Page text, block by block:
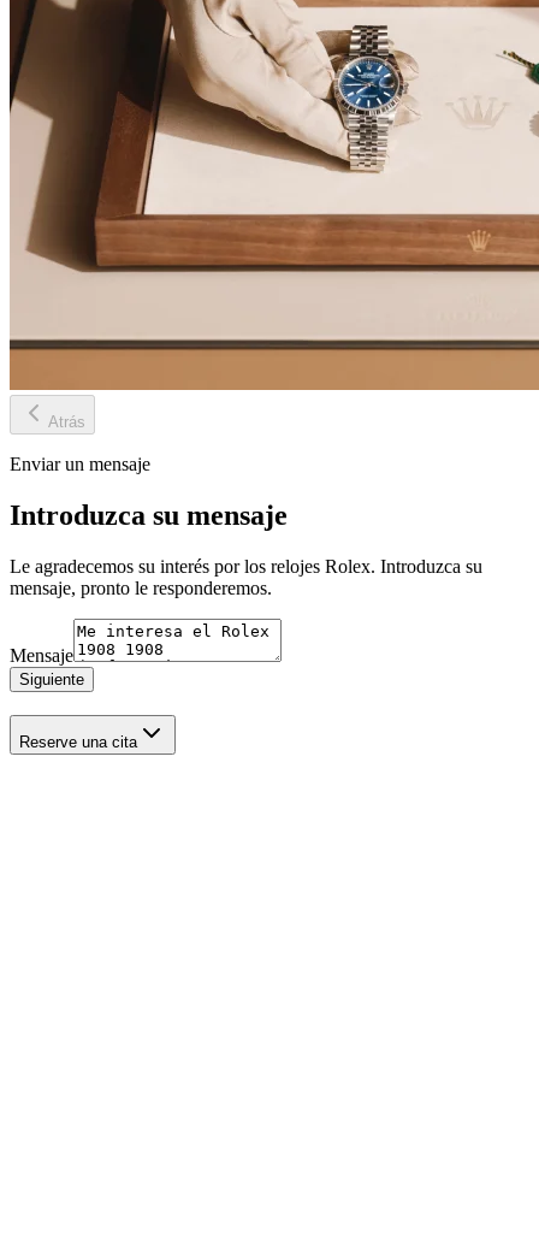
Atrás
Enviar un mensaje
Introduzca su mensaje
Le agradecemos su interés por los relojes Rolex. Introduzca su
mensaje, pronto le responderemos.
Mensaje
Siguiente
Reserve una cita